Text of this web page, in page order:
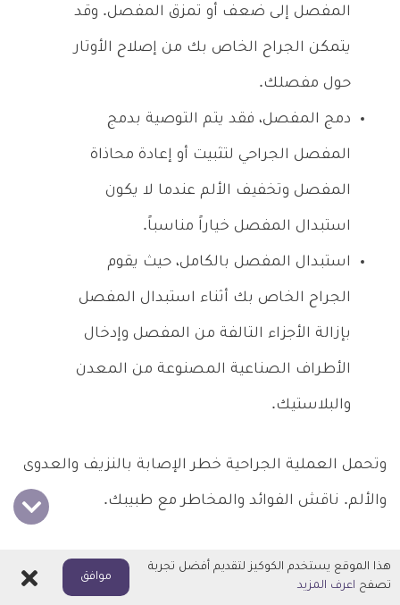
المفصل إلى ضعف أو تمزق المفصل. وقد
يتمكن الجراح الخاص بك من إصلاح الأوتار
حول مفصلك.
دمج المفصل، فقد يتم التوصية بدمج
المفصل الجراحي لتثبيت أو إعادة محاذاة
المفصل وتخفيف الألم عندما لا يكون
استبدال المفصل خياراً مناسباً.
استبدال المفصل بالكامل، حيث يقوم
الجراح الخاص بك أثناء استبدال المفصل
بإزالة الأجزاء التالفة من المفصل وإدخال
الأطراف الصناعية المصنوعة من المعدن
والبلاستيك.
وتحمل العملية الجراحية خطر الإصابة بالنزيف والعدوى
والألم. ناقش الفوائد والمخاطر مع طبيبك.
أسلوب الحياة وبعض العلاجات
هذا الموقع يستخدم الكوكيز لتقديم أفضل تجربة
تصفح اعرف المزيد
موافق اغلاق